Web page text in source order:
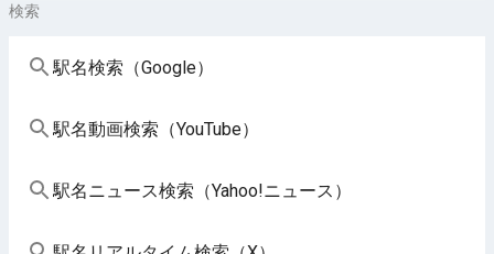
検索
駅名検索（Google）
駅名動画検索（YouTube）
駅名ニュース検索（Yahoo!ニュース）